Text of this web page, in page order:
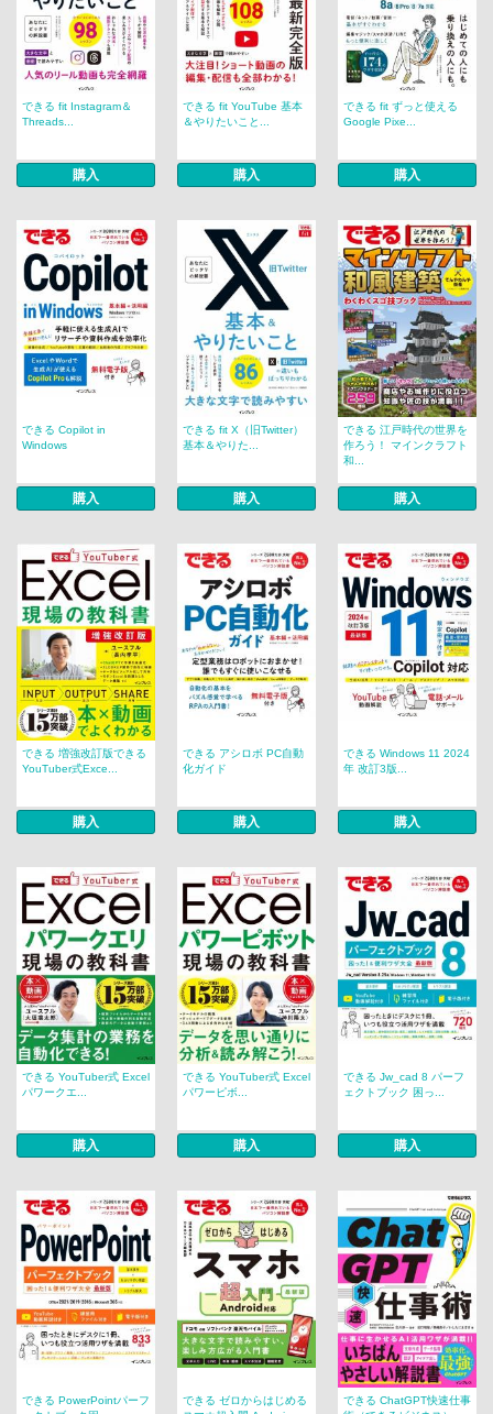
できる fit Instagram＆
Threads...
購入
できる fit YouTube 基本
＆やりたいこと...
購入
できる fit ずっと使える
Google Pixe...
購入
できる Copilot in
Windows
購入
できる fit X（旧Twitter）
基本＆やりた...
購入
できる 江戸時代の世界を
作ろう！ マインクラフト
和...
購入
できる 増強改訂版できる
YouTuber式Exce...
購入
できる アシロボ PC自動
化ガイド
購入
できる Windows 11 2024
年 改訂3版...
購入
できる YouTuber式 Excel
パワークエ...
購入
できる YouTuber式 Excel
パワーピボ...
購入
できる Jw_cad 8 パーフ
ェクトブック 困っ...
購入
できる PowerPointパーフ
できる ゼロからはじめる
できる ChatGPT快速仕事